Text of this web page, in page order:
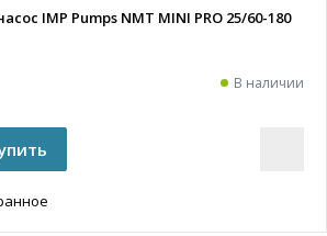
IMP Pumps NMT MINI PRO 25/60-180
В наличии